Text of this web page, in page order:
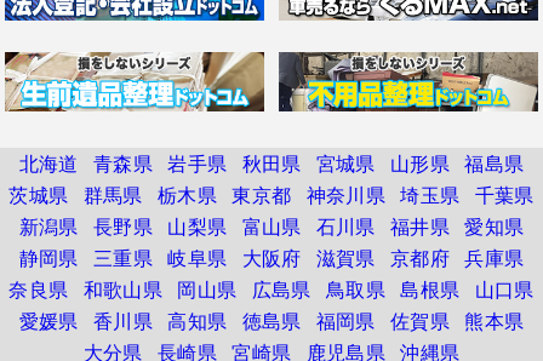
北海道 青森県 岩手県 秋田県 宮城県 山形県 福島県
茨城県
群馬県 栃木県 東京都 神奈川県 埼玉県
千葉県
新潟県
長野県 山梨県 富山県 石川県 福井県 愛知県
静岡県
三重県 岐阜県 大阪府 滋賀県 京都府 兵庫県
奈良県
和歌山県 岡山県 広島県 鳥取県 島根県
山口県
愛媛県
香川県 高知県 徳島県 福岡県 佐賀県
熊本県
大分県
長崎県 宮崎県 鹿児島県 沖縄県